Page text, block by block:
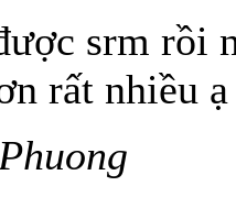
srm rồi
rất nhiều ạ